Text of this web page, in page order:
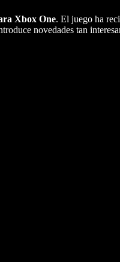
Xbox One. El juego ha
novedades tan